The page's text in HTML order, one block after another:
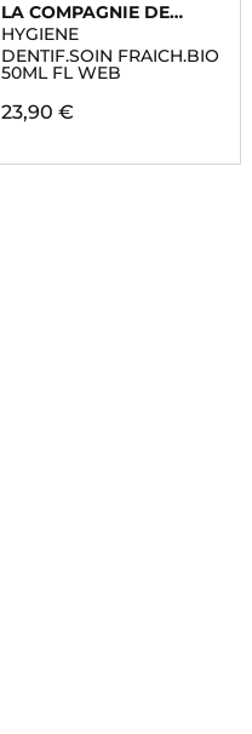
LA COMPAGNIE DE
PROVENCE
HYGIENE
DENTIF.SOIN FRAICH.BIO
50ML FL WEB
23,90 €